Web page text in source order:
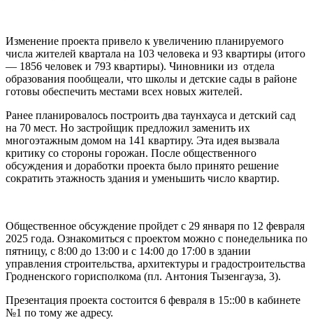
Изменение проекта привело к увеличению планируемого
числа жителей квартала на 103 человека и 93 квартиры (итого
— 1856 человек и 793 квартиры). Чиновники из отдела
образования пообщеали, что школы и детские сады в районе
готовы обеспечить местами всех новых жителей.
Ранее планировалось построить два таунхауса и детский сад
на 70 мест. Но застройщик предложил заменить их
многоэтажным домом на 141 квартиру. Эта идея вызвала
критику со стороны горожан. После общественного
обсуждения и доработки проекта было принято решение
сократить этажность здания и уменьшить число квартир.
Общественное обсуждение пройдет с 29 января по 12 февраля
2025 года. Ознакомиться с проектом можно с понедельника по
пятницу, с 8:00 до 13:00 и с 14:00 до 17:00 в здании
управления строительства, архитектуры и градостроительства
Гродненского горисполкома (пл. Антония Тызенгауза, 3).
Презентация проекта состоится 6 февраля в 15::00 в кабинете
№1 по тому же адресу.